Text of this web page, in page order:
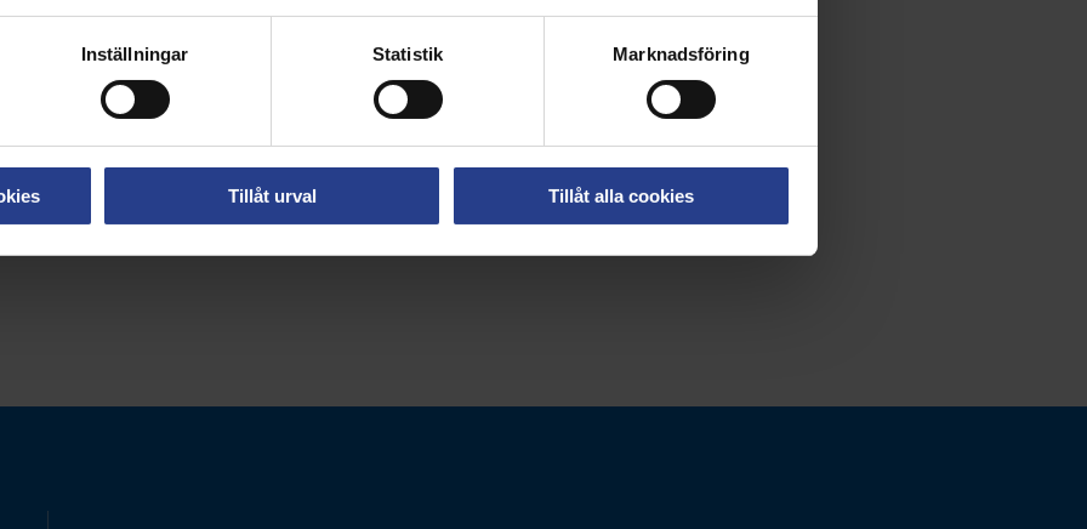
Inställningar Statistik Marknadsföring
Tillåt urval Tillåt alla cookies
håller din text så kort som möjligt.